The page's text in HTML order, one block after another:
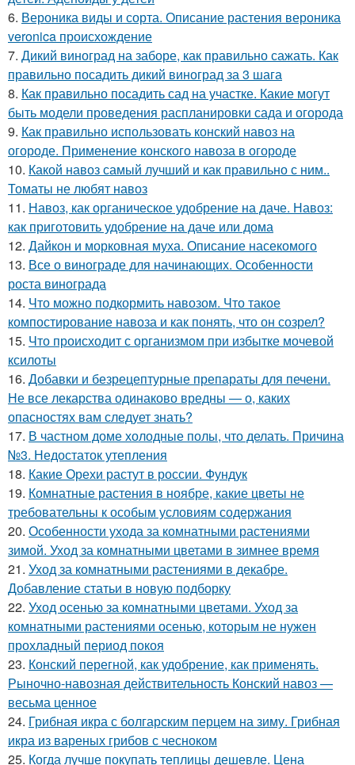
6. Вероника виды и сорта. Описание растения вероника
veronica происхождение
7. Дикий виноград на заборе, как правильно сажать. Как
правильно посадить дикий виноград за 3 шага
8. Как правильно посадить сад на участке. Какие могут
быть модели проведения распланировки сада и огорода
9. Как правильно использовать конский навоз на
огороде. Применение конского навоза в огороде
10. Какой навоз самый лучший и как правильно с ним..
Томаты не любят навоз
11. Навоз, как органическое удобрение на даче. Навоз:
как приготовить удобрение на даче или дома
12. Дайкон и морковная муха. Описание насекомого
13. Все о винограде для начинающих. Особенности
роста винограда
14. Что можно подкормить навозом. Что такое
компостирование навоза и как понять, что он созрел?
15. Что происходит с организмом при избытке мочевой
ксилоты
16. Добавки и безрецептурные препараты для печени.
Не все лекарства одинаково вредны — о, каких
опасностях вам следует знать?
17. В частном доме холодные полы, что делать. Причина
№3. Недостаток утепления
18. Какие Орехи растут в россии. Фундук
19. Комнатные растения в ноябре, какие цветы не
требовательны к особым условиям содержания
20. Особенности ухода за комнатными растениями
зимой. Уход за комнатными цветами в зимнее время
21. Уход за комнатными растениями в декабре.
Добавление статьи в новую подборку
22. Уход осенью за комнатными цветами. Уход за
комнатными растениями осенью, которым не нужен
прохладный период покоя
23. Конский перегной, как удобрение, как применять.
Рыночно-навозная действительность Конский навоз —
весьма ценное
24. Грибная икра с болгарским перцем на зиму. Грибная
икра из вареных грибов с чесноком
25. Когда лучше покупать теплицы дешевле. Цена